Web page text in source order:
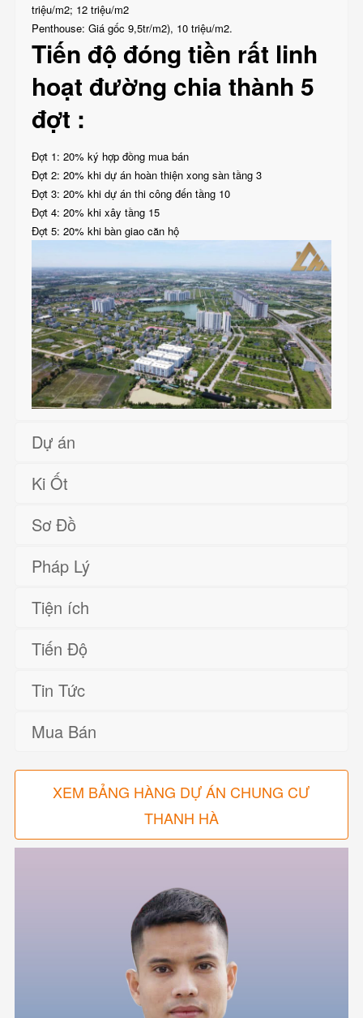
triệu/m2; 12 triệu/m2
Penthouse: Giá gốc 9,5tr/m2), 10 triệu/m2.
Tiến độ đóng tiền rất linh
hoạt đường chia thành 5
đợt :
Đợt 1: 20% ký hợp đồng mua bán
Đợt 2: 20% khi dự án hoàn thiện xong sàn tầng 3
Đợt 3: 20% khi dự án thi công đến tầng 10
Đợt 4: 20% khi xây tầng 15
Đợt 5: 20% khi bàn giao căn hộ
Dự án
Ki Ốt
Sơ Đồ
Pháp Lý
Tiện ích
Tiến Độ
Tin Tức
Mua Bán
XEM BẢNG HÀNG DỰ ÁN CHUNG CƯ
THANH HÀ